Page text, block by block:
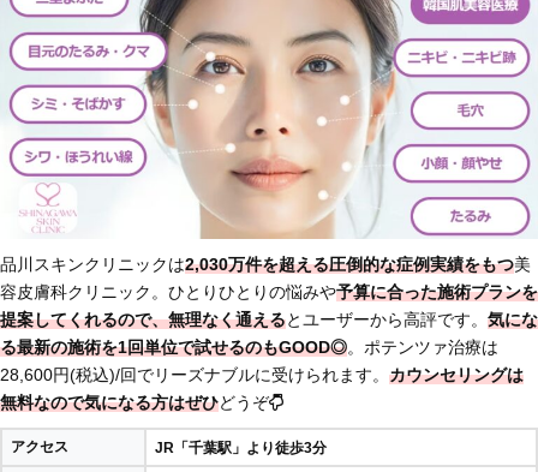
品川スキンクリニックは2,030万件を超える圧倒的な症例実績をもつ美
容皮膚科クリニック。ひとりひとりの悩みや予算に合った施術プランを
提案してくれるので、無理なく通えるとユーザーから高評です。 気にな
る最新の施術を1回単位で試せるのもGOOD◎。ポテンツァ治療は
28,600円(税込)/回でリーズナブルに受けられます。 カウンセリングは
無料なので気になる方はぜひどうぞ
アクセス JR「千葉駅」より徒歩3分